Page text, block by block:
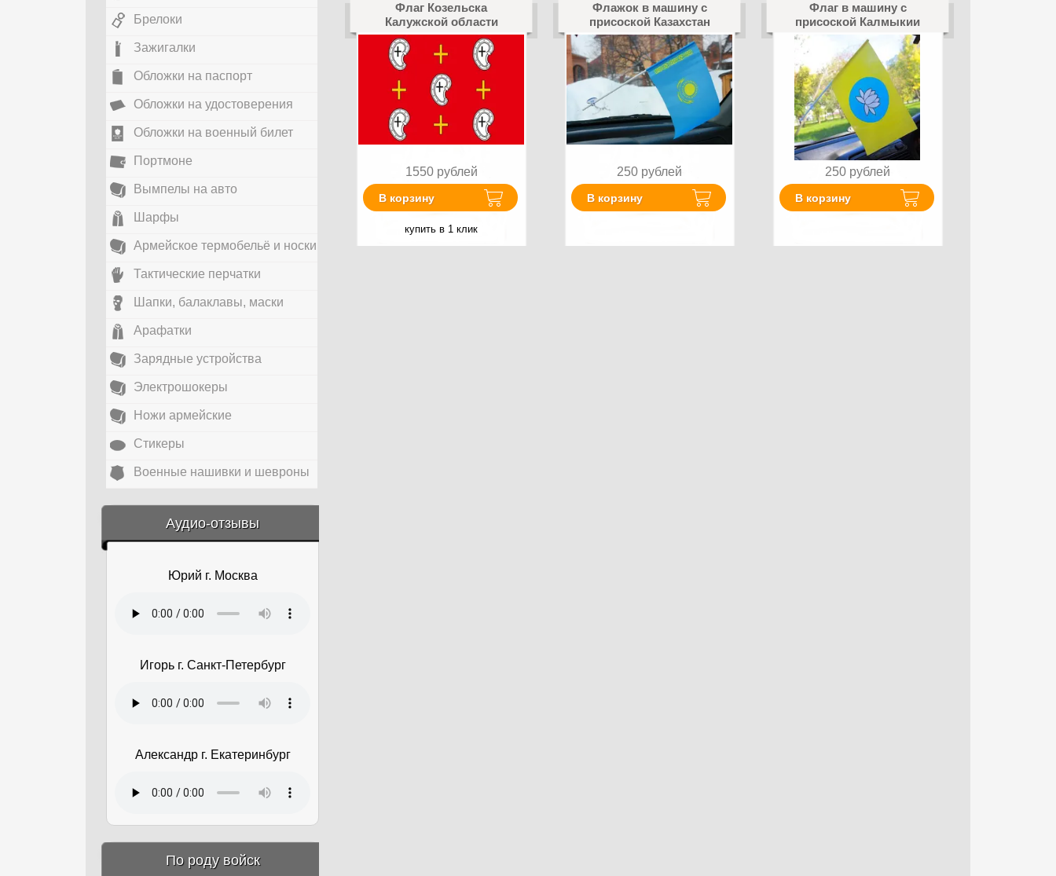
Флаг Козельска
Калужской области
1550 рублей
В корзину
купить в 1 клик
Флажок в машину с
присоской Казахстан
250 рублей
В корзину
Флаг в машину с
присоской Калмыкии
250 рублей
В корзину
Брелоки
Зажигалки
Обложки на паспорт
Обложки на удостоверения
Обложки на военный билет
Портмоне
Вымпелы на авто
Шарфы
Армейское термобельё и носки
Тактические перчатки
Шапки, балаклавы, маски
Арафатки
Зарядные устройства
Электрошокеры
Ножи армейские
Стикеры
Военные нашивки и шевроны
Аудио-отзывы
&amp;nbsp;
Юрий г. Москва
Игорь г. Санкт-Петербург
Александр г. Екатеринбург
По роду войск